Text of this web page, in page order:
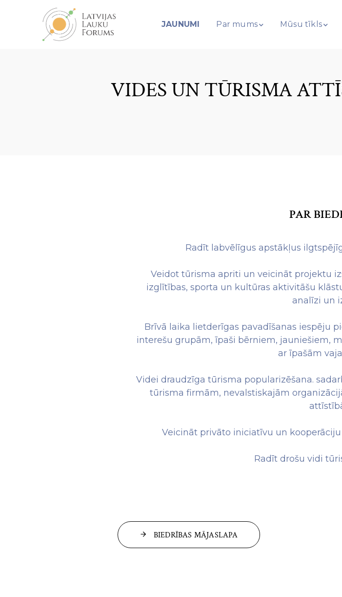
JAUNUMI Par mums Mūsu tīkls
VIDES UN TŪRISMA
PAR
Radīt labvēlīgus apstākļus
Veidot tūrisma apriti un veicināt projektu
izglītības, sporta un kultūras aktivitāšu
analīzi un
Brīvā laika lietderīgas pavadīšanas iespēju
interešu grupām, īpaši bērniem, jauniešiem,
ar īpašām
Videi draudzīga tūrisma popularizēšana.
tūrisma firmām, nevalstiskajām
Veicināt privāto iniciatīvu un
Radīt drošu vidi
BIEDRĪBAS MĀJASLAPA